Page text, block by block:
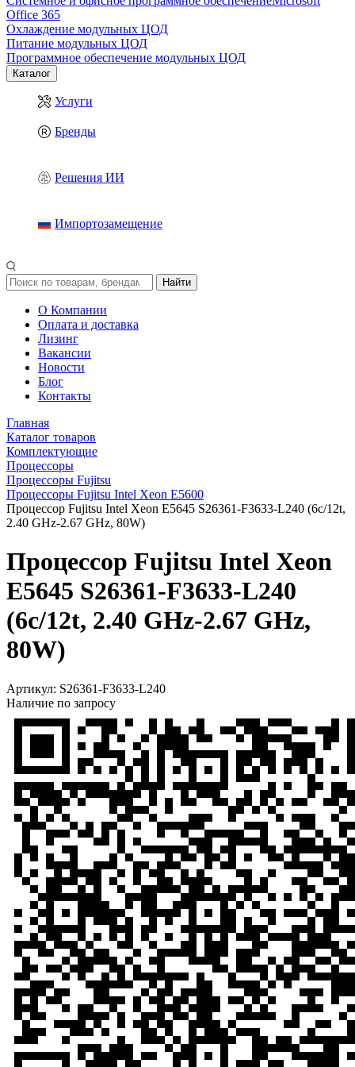
Office 365
Охлаждение модульных ЦОД
Питание модульных ЦОД
Программное обеспечение модульных ЦОД
Каталог
Услуги
Бренды
Решения ИИ
Импортозамещение
Найти
О Компании
Оплата и доставка
Лизинг
Вакансии
Новости
Блог
Контакты
Главная
Каталог товаров
Комплектующие
Процессоры
Процессоры Fujitsu
Процессоры Fujitsu Intel Xeon E5600
Процессор Fujitsu Intel Xeon E5645 S26361-F3633-L240 (6c/12t,
2.40 GHz-2.67 GHz, 80W)
Процессор Fujitsu Intel Xeon
E5645 S26361-F3633-L240
(6c/12t, 2.40 GHz-2.67 GHz,
80W)
Артикул: S26361-F3633-L240
Наличие по запросу